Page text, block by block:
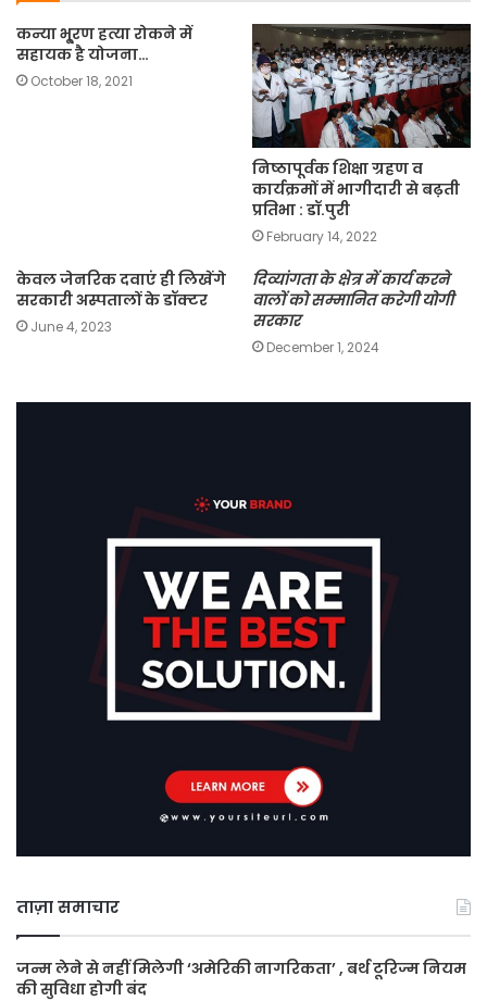
कन्या भू्रण हत्या रोकने में
सहायक है योजना…
October 18, 2021
निष्ठापूर्वक शिक्षा ग्रहण व
कार्यक्रमों में भागीदारी से बढ़ती
प्रतिभा : डॉ.पुरी
February 14, 2022
केवल जेनरिक दवाएं ही लिखेंगे
सरकारी अस्पतालों के डॉक्टर
June 4, 2023
दिव्यांगता के क्षेत्र में कार्य करने
वालों को सम्मानित करेगी योगी
सरकार
December 1, 2024
ताज़ा समाचार
जन्म लेने से नहीं मिलेगी ‘अमेरिकी नागरिकता’ , बर्थ टूरिज्म नियम
की सुविधा होगी बंद